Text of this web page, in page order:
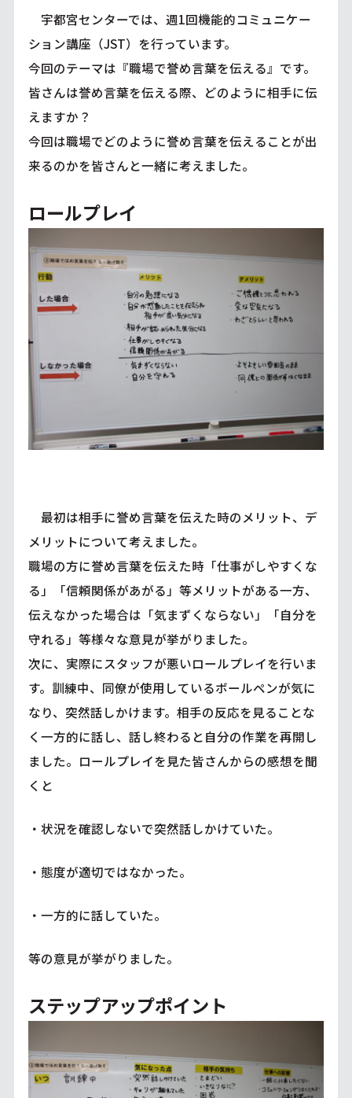
宇都宮センターでは、週1回機能的コミュニケー
ション講座（JST）を行っています。
今回のテーマは『職場で誉め言葉を伝える』です。
皆さんは誉め言葉を伝える際、どのように相手に伝
えますか？
今回は職場でどのように誉め言葉を伝えることが出
来るのかを皆さんと一緒に考えました。
ロールプレイ
最初は相手に誉め言葉を伝えた時のメリット、デ
メリットについて考えました。
職場の方に誉め言葉を伝えた時「仕事がしやすくな
る」「信頼関係があがる」等メリットがある一方、
伝えなかった場合は「気まずくならない」「自分を
守れる」等様々な意見が挙がりました。
次に、実際にスタッフが悪いロールプレイを行いま
す。訓練中、同僚が使用しているボールペンが気に
なり、突然話しかけます。相手の反応を見ることな
く一方的に話し、話し終わると自分の作業を再開し
ました。ロールプレイを見た皆さんからの感想を聞
くと
・状況を確認しないで突然話しかけていた。
・態度が適切ではなかった。
・一方的に話していた。
等の意見が挙がりました。
ステップアップポイント